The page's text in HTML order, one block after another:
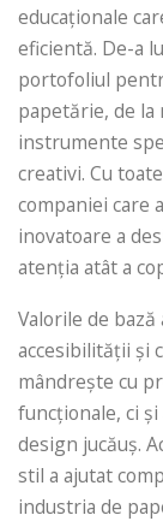
educaționale
eficientă. De-a
portofoliul
papetărie, de la
instrumente
creativi. Cu
companiei care
inovatoare a
atenția atât a
Valorile de
accesibilității și
mândrește cu
funcționale, ci
design jucăuș.
stil a ajutat
industria de